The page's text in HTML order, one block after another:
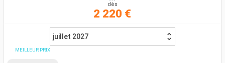
dès
2 220 €
juillet 2027
MEILLEUR PRIX
Rechercher